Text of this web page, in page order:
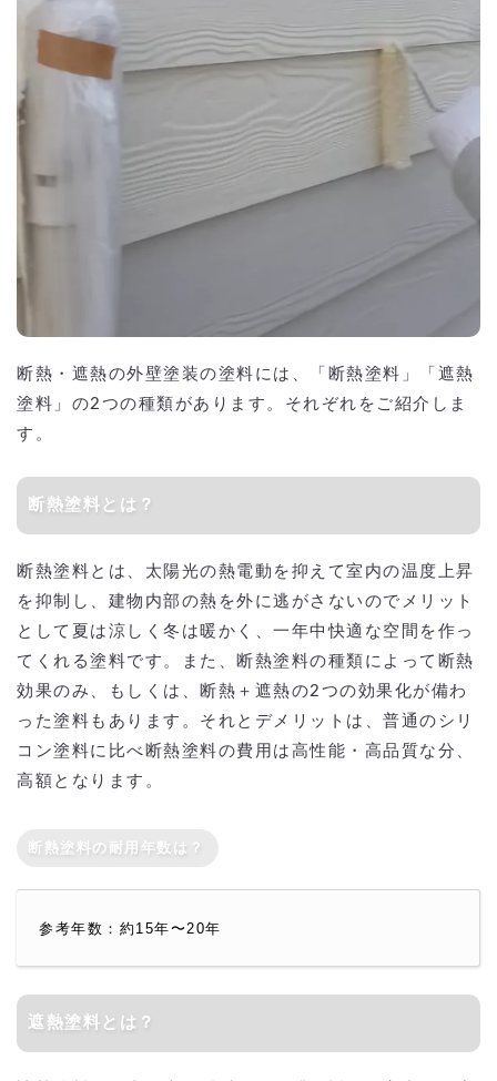
断熱・遮熱の外壁塗装の塗料には、「断熱塗料」「遮熱
塗料」の2つの種類があります。それぞれをご紹介しま
す。
断熱塗料とは？
断熱塗料とは、太陽光の熱電動を抑えて室内の温度上昇
を抑制し、建物内部の熱を外に逃がさないのでメリット
として夏は涼しく冬は暖かく、一年中快適な空間を作っ
てくれる塗料です。また、断熱塗料の種類によって断熱
効果のみ、もしくは、断熱＋遮熱の2つの効果化が備わ
った塗料もあります。それとデメリットは、普通のシリ
コン塗料に比べ断熱塗料の費用は高性能・高品質な分、
高額となります。
断熱塗料の耐用年数は？
参考年数：約15年〜20年
遮熱塗料とは？